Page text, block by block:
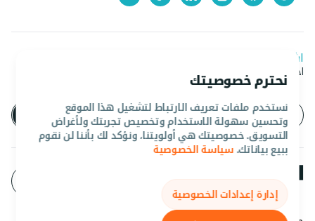
نحترم خصوصيتك
نستخدم ملفات تعريف الارتباط لتشغيل هذا الموقع
وتحسين سهولة الاستخدام وتخصيص تجربتك ولأغراض
التسويق. خصوصيتك هي أولويتنا، ونؤكد لك بأننا لن نقوم
ببيع بياناتك. سياسة الخصوصية
إدارة إعدادات الخصوصية
اشترك في نشرتنا الإخبارية
احصل على آخر العروض والأخبار من المروان